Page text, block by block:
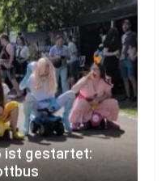
ist gestartet: